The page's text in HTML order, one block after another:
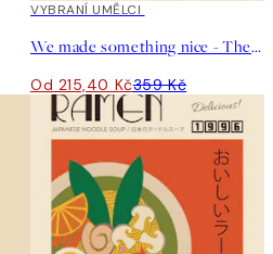
40%*
VYBRANÍ UMĚLCI
We made something nice - The Spaghetti Plakát
Od 215,40 Kč359 Kč